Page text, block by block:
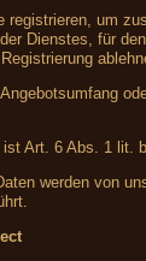
um
Dienstes, für
Art. 6 Abs. 1 lit.
werden von